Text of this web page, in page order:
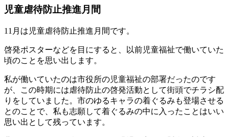
児童虐待防止推進月間
11月は児童虐待防止推進月間です。
啓発ポスターなどを目にすると、以前児童福祉で働いていた
頃のことを思い出します。
私が働いていたのは市役所の児童福祉の部署だったのです
が、この時期には虐待防止の啓発活動として街頭でチラシ配
りをしていました。市のゆるキャラの着ぐるみも登場させる
とのことで、私も志願して着ぐるみの中に入ったことはいい
思い出として残っています。